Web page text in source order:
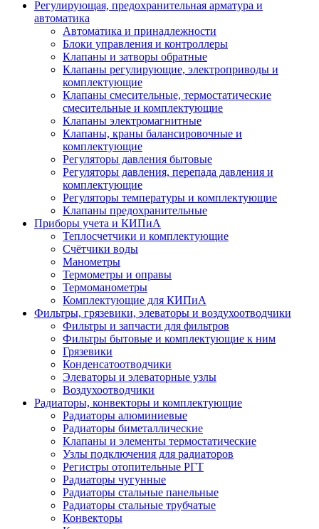
Регулирующая, предохранительная арматура и
автоматика
Автоматика и принадлежности
Блоки управления и контроллеры
Клапаны и затворы обратные
Клапаны регулирующие, электроприводы и
комплектующие
Клапаны смесительные, термостатические
смесительные и комплектующие
Клапаны электромагнитные
Клапаны, краны балансировочные и
комплектующие
Регуляторы давления бытовые
Регуляторы давления, перепада давления и
комплектующие
Регуляторы температуры и комплектующие
Клапаны предохранительные
Приборы учета и КИПиА
Теплосчетчики и комплектующие
Счётчики воды
Манометры
Термометры и оправы
Термоманометры
Комплектующие для КИПиА
Фильтры, грязевики, элеваторы и воздухоотводчики
Фильтры и запчасти для фильтров
Фильтры бытовые и комплектующие к ним
Грязевики
Конденсатоотводчики
Элеваторы и элеваторные узлы
Воздухоотводчики
Радиаторы, конвекторы и комплектующие
Радиаторы алюминиевые
Радиаторы биметаллические
Клапаны и элементы термостатические
Узлы подключения для радиаторов
Регистры отопительные РГТ
Радиаторы чугунные
Радиаторы стальные панельные
Радиаторы стальные трубчатые
Конвекторы